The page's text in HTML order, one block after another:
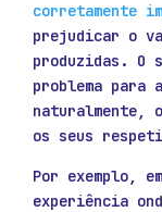
corretamente
prejudicar o
produzidas. O
problema
naturalmente,
os seus
Por exemplo,
experiência